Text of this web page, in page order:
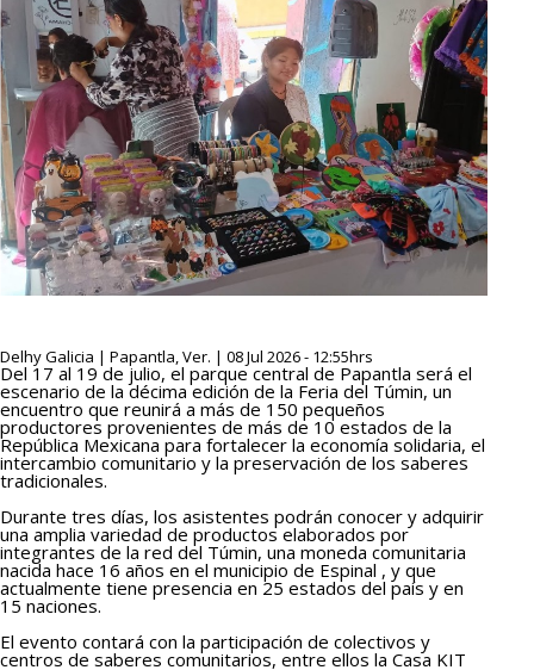
Delhy Galicia | Papantla, Ver. | 08 Jul 2026 - 12:55hrs
Del 17 al 19 de julio, el parque central de Papantla será el
escenario de la décima edición de la Feria del Túmin, un
encuentro que reunirá a más de 150 pequeños
productores provenientes de más de 10 estados de la
República Mexicana para fortalecer la economía solidaria, el
intercambio comunitario y la preservación de los saberes
tradicionales.
Durante tres días, los asistentes podrán conocer y adquirir
una amplia variedad de productos elaborados por
integrantes de la red del Túmin, una moneda comunitaria
nacida hace 16 años en el municipio de Espinal , y que
actualmente tiene presencia en 25 estados del país y en
15 naciones.
El evento contará con la participación de colectivos y
centros de saberes comunitarios, entre ellos la Casa KIT